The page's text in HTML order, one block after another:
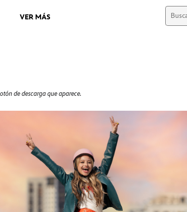
VER MÁS
de descarga que aparece.